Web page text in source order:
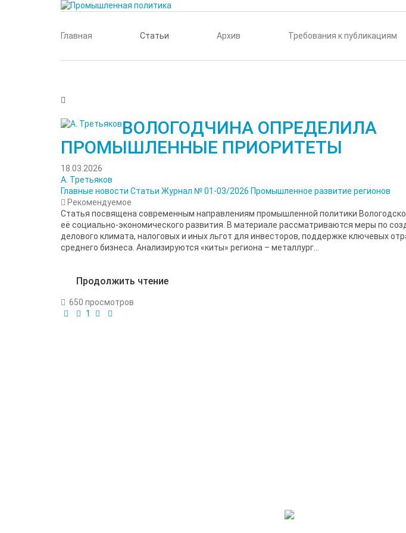
Главная Статьи Архив Требования к публикациям
ВОЛОГОДЧИНА ОПРЕДЕЛИЛА
ПРОМЫШЛЕННЫЕ ПРИОРИТЕТЫ
18.03.2026
А. Третьяков
Главные новости Статьи Журнал № 01-03/2026 Промышленное развитие регионов
Рекомендуемое
Статья посвящена современным направлениям промышленной политики
её социально-экономического развития. В материале рассматриваются меры по
делового климата, налоговых и иных льгот для инвесторов, поддержке ключевых
среднего бизнеса. Анализируются «киты» региона – металлург...
Продолжить чтение
650 просмотров
1